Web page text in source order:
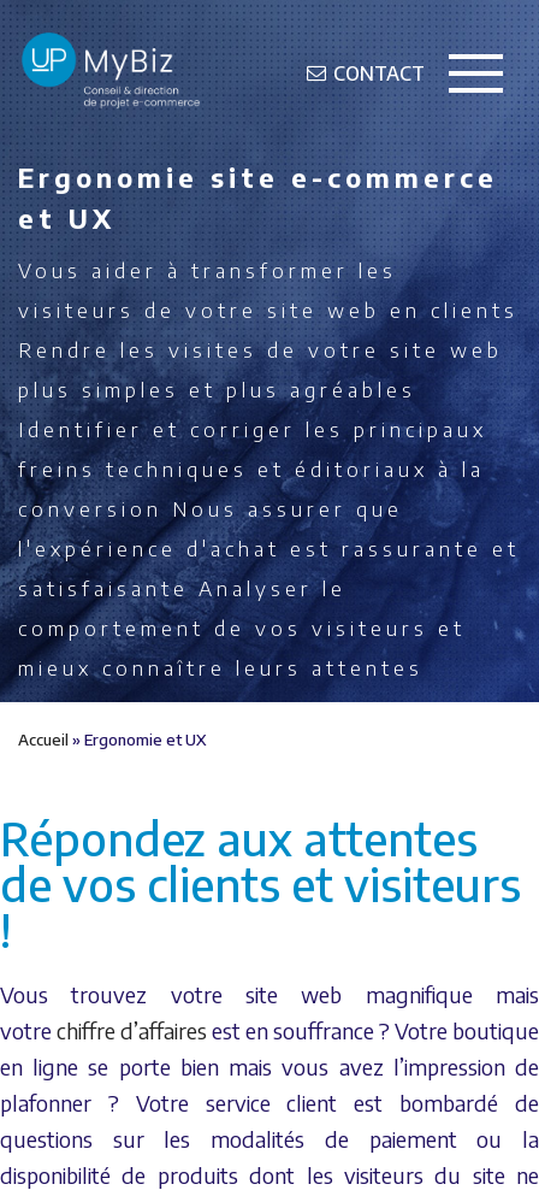
CONTACT
Ergonomie site e-commerce
et UX
Vous aider à transformer les
visiteurs de votre site web en clients
Rendre les visites de votre site web
plus simples et plus agréables
Identifier et corriger les principaux
freins techniques et éditoriaux à la
conversion
Nous assurer que
l'expérience d'achat est rassurante et
satisfaisanteAnalyser le
comportement de vos visiteurs et
mieux connaître leurs attentes
Accueil »Ergonomie et UX
Répondez aux attentes
de vos clients et visiteurs
!
Vous trouvez votre site web magnifique mais
votrechiffre d’affaires est en souffrance ? Votre boutique
en ligne se porte bien mais vous avez l’impression de
plafonner ? Votre service client est bombardé de
questions sur les modalités de paiement ou la
disponibilité de produits dont les visiteurs du site ne